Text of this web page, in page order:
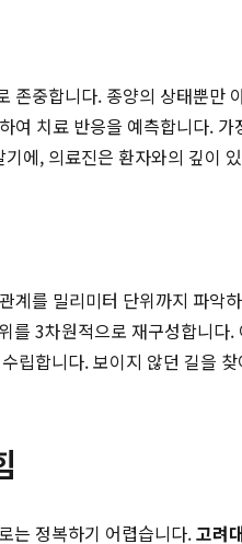
중합니다. 종양의 상태뿐
치료 반응을 예측합니다.
에, 의료진은 환자와의 깊이
계를 밀리미터 단위까지 파악
3차원적으로 재구성합니
립합니다. 보이지 않던 길을
는 정복하기 어렵습니다.고려